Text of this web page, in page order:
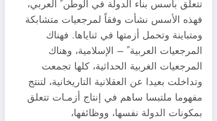
تتعلق بأسس بناء الدولة في الوطن ً العربي،
فهذه الأسس نشأت وفقاً لمرجعيات متشابكة
ومتباينة وتحمل أزمتها في ثناياها. فهناك
المرجعيات العربية ً – الإسلامية، وهناك
المرجعيات الغربية الحداثية، كلها تجمعت
وتداخلت بعيدا عن العقلانية التاريخانية، لتنتج
مفهوما ملتبسا ساهم في إنتاج أزمـات تتعلق
بمكونات الدولة نفسها، ووظائفها،